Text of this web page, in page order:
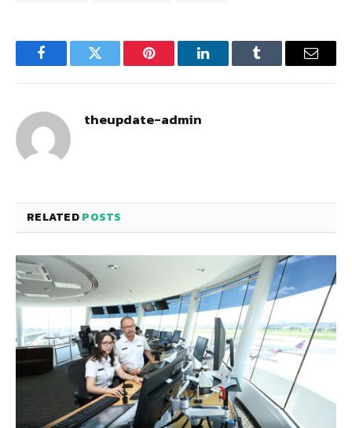
FacebookTwitter Pinterest LinkedInTumblr Email
theupdate-admin
RELATEDPOSTS